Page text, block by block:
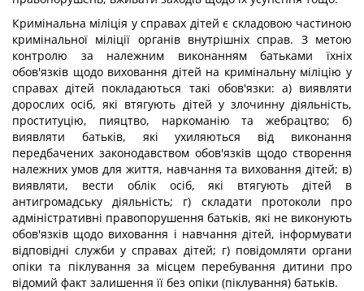
Кримінальна міліція у справах дітей є складовою частиною
кримінальної міліції органів внутрішніх справ. З метою
контролю за належним виконанням батьками їхніх
обов'язків щодо виховання дітей на кримінальну міліцію у
справах дітей покладаються такі обов'язки: а) виявляти
дорослих осіб, які втягують дітей у злочинну діяльність,
проституцію, пияцтво, наркоманію та жебрацтво; б)
виявляти батьків, які ухиляються від виконання
передбачених законодавством обов'язків щодо створення
належних умов для життя, навчання та виховання дітей; в)
виявляти, вести облік осіб, які втягують дітей в
антигромадську діяльність; г) складати протоколи про
адміністративні правопорушення батьків, які не виконують
обов'язків щодо виховання і навчання дітей, інформувати
відповідні служби у справах дітей; г) повідомляти органи
опіки та піклування за місцем перебування дитини про
відомий факт залишення її без опіки (піклування) батьків.